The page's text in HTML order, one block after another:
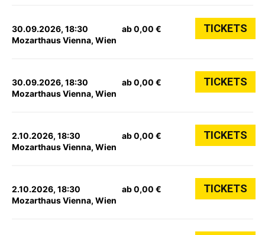
30.09.2026, 18:30
Mozarthaus Vienna, Wien
ab 0,00 € TICKETS
30.09.2026, 18:30
Mozarthaus Vienna, Wien
ab 0,00 € TICKETS
2.10.2026, 18:30
Mozarthaus Vienna, Wien
ab 0,00 € TICKETS
2.10.2026, 18:30
Mozarthaus Vienna, Wien
ab 0,00 € TICKETS